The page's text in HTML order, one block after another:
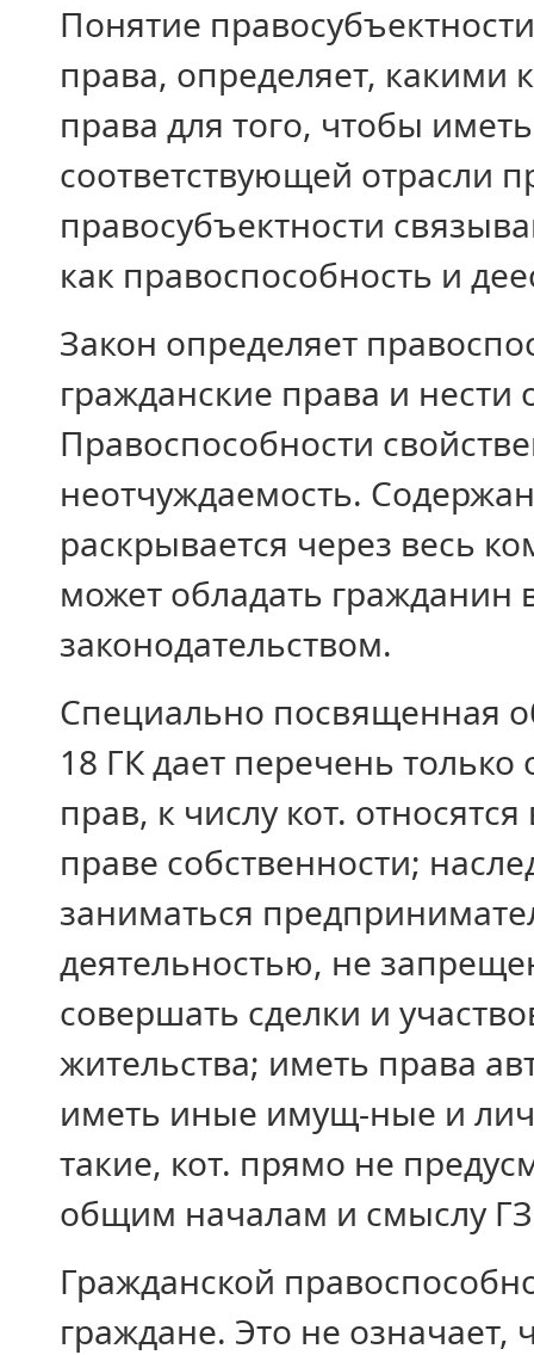
Понятие
права, определяет, какими
права для того, чтобы
соответствующей отрасли
правосубъектности
как правоспособность и
Закон определяет
гражданские права и нести
Правоспособности
неотчуждаемость.
раскрывается через весь
может обладать гражданин
законодательством.
Специально посвященная
18 ГК дает перечень
прав, к числу кот.
праве собственности;
заниматься
деятельностью, не
совершать сделки и
жительства; иметь права
иметь иные имущ-ные и
такие, кот. прямо не
общим началам и смыслу
Гражданской
граждане. Это не